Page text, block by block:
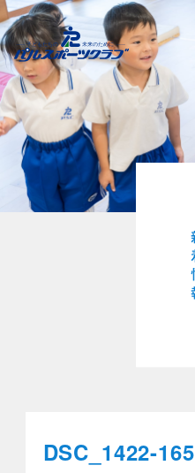
DSC_1422-165